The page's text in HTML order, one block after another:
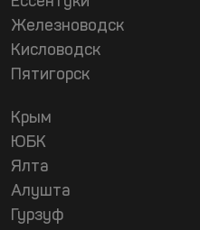
Железноводск
Кисловодск
Пятигорск
Крым
ЮБК
Ялта
Алушта
Гурзуф